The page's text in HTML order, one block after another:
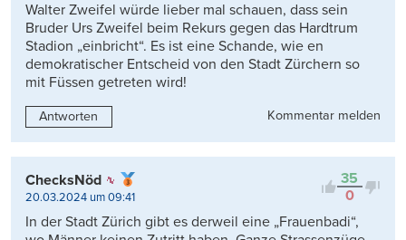
Walter Zweifel würde lieber mal schauen, dass sein
Bruder Urs Zweifel beim Rekurs gegen das Hardtrum
Stadion „einbricht“. Es ist eine Schande, wie en
demokratischer Entscheid von den Stadt Zürchern so
mit Füssen getreten wird!
Antworten Kommentar melden
35
0
ChecksNöd
20.03.2024 um 09:41
In der Stadt Zürich gibt es derweil eine „Frauenbadi“,